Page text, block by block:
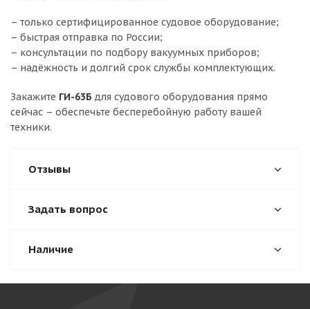
– только сертифицированное судовое оборудование;
– быстрая отправка по России;
– консультации по подбору вакуумных приборов;
– надёжность и долгий срок службы комплектующих.
Закажите ГИ-63Б для судового оборудования прямо
сейчас – обеспечьте бесперебойную работу вашей
техники.
Отзывы
Задать вопрос
Наличие